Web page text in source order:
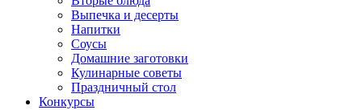
Выпечка и десерты
Напитки
Соусы
Домашние заготовки
Кулинарные советы
Праздничный стол
Конкурсы